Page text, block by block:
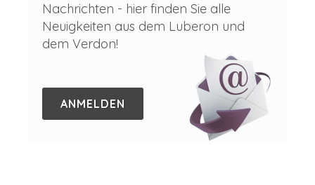
Nachrichten - hier finden Sie alle
Neuigkeiten aus dem Luberon und
dem Verdon!
ANMELDEN